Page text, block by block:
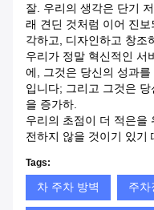
잘. 우리의 생각은 단기
래 견딘 것처럼 이어 진
각하고, 디자인하고 창조
우리가 정말 혁신적인 서
에, 그것은 당신의 성과
입니다; 그리고 그것은
을 증가하.
우리의 초점이 더 적은을
전하지 않을 것이기 있기
Tags:
차 주차 방벽 주차